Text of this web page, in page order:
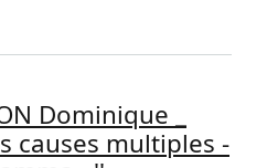
Dominique _
causes multiples -